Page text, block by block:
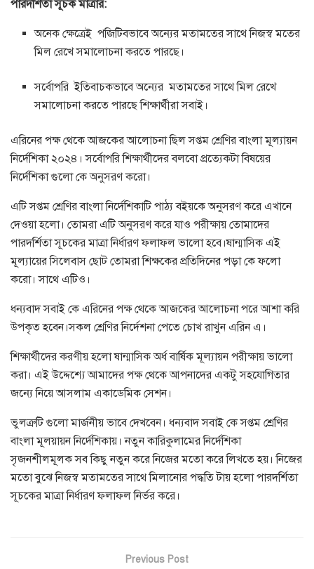
পারদর্শিতা সূচক মাত্রার:
অনেক ক্ষেত্রেই পজিটিবভাবে অন্যের মতামতের সাথে নিজস্ব মতের
মিল রেখে সমালোচনা করতে পারছে।
সর্বোপরি ইতিবাচকভাবে অন্যের মতামতের সাথে মিল রেখে
সমালোচনা করতে পারছে শিক্ষার্থীরা সবাই।
এরিনের পক্ষ থেকে আজকের আলোচনা ছিল সপ্তম শ্রেণির বাংলা মূল্যায়ন
নির্দেশিকা ২০২৪। সর্বোপরি শিক্ষার্থীদের বলবো প্রত্যেকটা বিষয়ের
নির্দেশিকা গুলো কে অনুসরণ করো।
এটি সপ্তম শ্রেণির বাংলা নির্দেশিকাটি পাঠ্য বইয়কে অনুসরণ করে এখানে
দেওয়া হলো। তোমরা এটি অনুসরণ করে যাও পরীক্ষায় তোমাদের
পারদর্শিতা সূচকের মাত্রা নির্ধারণ ফলাফল ভালো হবে।ষান্মাসিক এই
মূল্যায়ের সিলেবাস ছোট তোমরা শিক্ষকের প্রতিদিনের পড়া কে ফলো
করো। সাথে এটিও।
ধন্যবাদ সবাই কে এরিনের পক্ষ থেকে আজকের আলোচনা পরে আশা করি
উপকৃত হবেন।সকল শ্রেণির নির্দেশনা পেতে চোখ রাখুন এরিন এ।
শিক্ষার্থীদের করণীয় হলো ষান্মাসিক অর্ধ বার্ষিক মূল্যায়ন পরীক্ষায় ভালো
করা। এই উদ্দেশ্যে আমাদের পক্ষ থেকে আপনাদের একটু সহযোগিতার
জন্যে নিয়ে আসলাম একাডেমিক সেশন।
ভুলত্রুটি গুলো মার্জনীয় ভাবে দেখবেন। ধন্যবাদ সবাই কে সপ্তম শ্রেণির
বাংলা মূলয়ায়ন নির্দেশিকায়। নতুন কারিকুলামের নির্দেশিকা
সৃজনশীলমূলক সব কিছু নতুন করে নিজের মতো করে লিখতে হয়। নিজের
মতো বুঝে নিজস্ব মতামতের সাথে মিলানোর পদ্ধতি টায় হলো পারদর্শিতা
সূচকের মাত্রা নির্ধারণ ফলাফল নির্ভর করে।
Previous Post